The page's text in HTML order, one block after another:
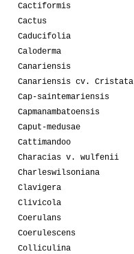
Cactiformis
Cactus
Caducifolia
Caloderma
Canariensis
Canariensis cv. Cristata
Cap-saintemariensis
Capmanambatoensis
Caput-medusae
Cattimandoo
Characias v. wulfenii
Charleswilsoniana
Clavigera
Clivicola
Coerulans
Coerulescens
Colliculina